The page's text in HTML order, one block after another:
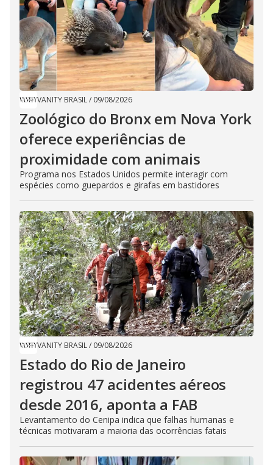
VANITY BRASIL/ 09/08/2026
Zoológico do Bronx em Nova York
oferece experiências de
proximidade com animais
Programa nos Estados Unidos permite interagir com
espécies como guepardos e girafas em bastidores
VANITY BRASIL/ 09/08/2026
Estado do Rio de Janeiro
registrou 47 acidentes aéreos
desde 2016, aponta a FAB
Levantamento do Cenipa indica que falhas humanas e
técnicas motivaram a maioria das ocorrências fatais